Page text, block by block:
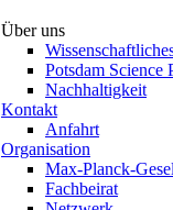
Über uns
Potsdam Science
Nachhaltigkeit
Kontakt
Anfahrt
Organisation
Max-Planck-
Fachbeirat